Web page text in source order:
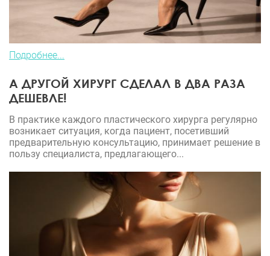
Подробнее...
А ДРУГОЙ ХИРУРГ СДЕЛАЛ В ДВА РАЗА
ДЕШЕВЛЕ!
В практике каждого пластического хирурга регулярно
возникает ситуация, когда пациент, посетивший
предварительную консультацию, принимает решение в
пользу специалиста, предлагающего...